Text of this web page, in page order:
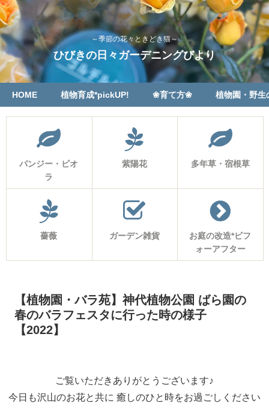
～季節の花々ときどき猫～
ひびきの日々ガーデニングびより
HOME 植物育成*pickUP! ❀育て方❀ 植物園・野生
パンジー・ビオ
ラ
紫陽花 多年草・宿根草
薔薇 ガーデン雑貨
お庭の改造*ビフ
ォーアフター
【植物園・バラ苑】神代植物公園 ばら園の
春のバラフェスタに行った時の様子
【2022】
ご覧いただきありがとうございます♪
今日も沢山のお花と共に 癒しのひと時をお過ごしください